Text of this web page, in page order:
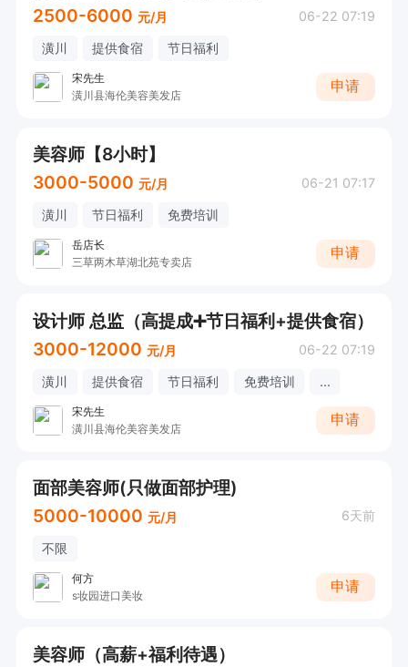
2500-6000 元/月 06-22 07:19
潢川 提供食宿 节日福利
宋先生
潢川县海伦美容美发店
申请
美容师【8小时】
3000-5000 元/月 06-21 07:17
潢川 节日福利 免费培训
岳店长
三草两木草湖北苑专卖店
申请
设计师 总监（高提成➕节日福利+提供食宿）
3000-12000 元/月 06-22 07:19
潢川 提供食宿 节日福利 免费培训 ...
宋先生
潢川县海伦美容美发店
申请
面部美容师(只做面部护理)
5000-10000 元/月 6天前
不限
何方
s妆园进口美妆
申请
美容师（高薪+福利待遇）